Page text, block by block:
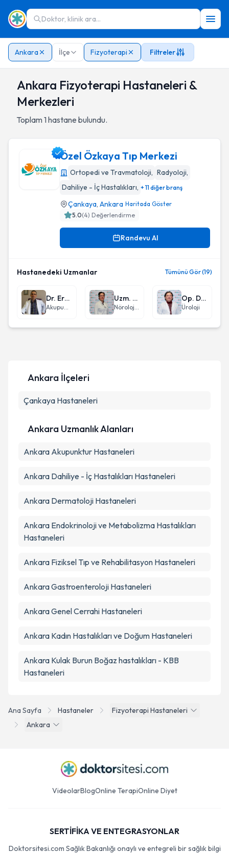
Doktor, klinik ara...
Ankara İlçe Fizyoterapi Filtreler
Ankara Fizyoterapi Hastaneleri &
Merkezleri
Toplam1hastane bulundu.
Özel Özkaya Tıp Merkezi
Ortopedi ve Travmatoloji, Radyoloji,
Dahiliye - İç Hastalıkları, + 11 diğer branş
Çankaya, Ankara Haritada Göster
5.0(4) Değerlendirme
Randevu Al
Hastanedeki Uzmanlar Tümünü Gör (19)
Dr. Erdener Güler
Akupunktur
Uzm. Dr. İklim Özdemir
Nöroloji (Beyin ve Sinir Hastalıkları)
Op. Dr. Özkan Oğuz
Üroloji
Ankara İlçeleri
Çankaya Hastaneleri
Ankara Uzmanlık Alanları
Ankara Akupunktur Hastaneleri
Ankara Dahiliye - İç Hastalıkları Hastaneleri
Ankara Dermatoloji Hastaneleri
Ankara Endokrinoloji ve Metabolizma Hastalıkları
Hastaneleri
Ankara Fiziksel Tıp ve Rehabilitasyon Hastaneleri
AnkaraGastroenteroloji Hastaneleri
AnkaraGenel Cerrahi Hastaneleri
Ankara Kadın Hastalıkları ve Doğum Hastaneleri
Ankara Kulak Burun Boğaz hastalıkları - KBB
Hastaneleri
Ana Sayfa Hastaneler
Fizyoterapi Hastaneleri
Ankara
VideolarBlogOnline TerapiOnline Diyet
SERTİFİKA VE ENTEGRASYONLAR
Doktorsitesi.com Sağlık Bakanlığı onaylı ve entegreli bir sağlık bilgi